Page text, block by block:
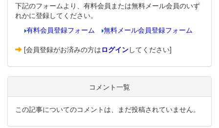
下記のフォームより、有料会員または無料メール会員のいず
れかに登録してください。
有料会員登録フォーム
無料メール会員登録フォーム
[会員登録がお済みの方はログインしてください]
コメント一覧
この記事についてのコメントは、まだ投稿されていません。